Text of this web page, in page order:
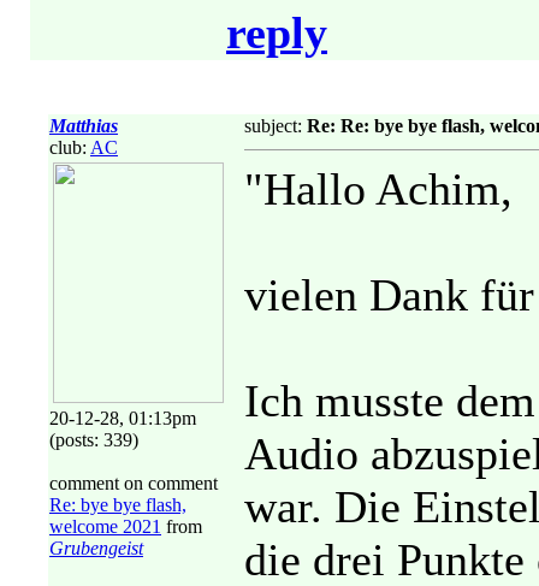
reply
Matthias
club: AC
20-12-28, 01:13pm
(posts: 339)
comment on comment
Re: bye bye flash,
welcome 2021 from
Grubengeist
subject: Re: Re: bye bye flash,
"Hallo Achim,
vielen Dank
Ich musste
Audio
war. Die
die drei